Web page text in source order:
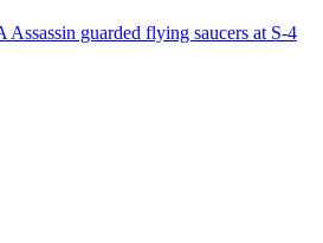
guarded flying saucers at S-4